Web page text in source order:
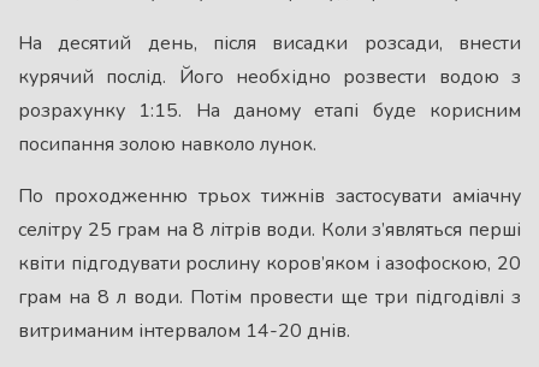
На десятий день, після висадки розсади, внести
курячий послід. Його необхідно розвести водою з
розрахунку 1:15. На даному етапі буде корисним
посипання золою навколо лунок.
По проходженню трьох тижнів застосувати аміачну
селітру 25 грам на 8 літрів води. Коли з’являться перші
квіти підгодувати рослину коров’яком і азофоскою, 20
грам на 8 л води. Потім провести ще три підгодівлі з
витриманим інтервалом 14-20 днів.